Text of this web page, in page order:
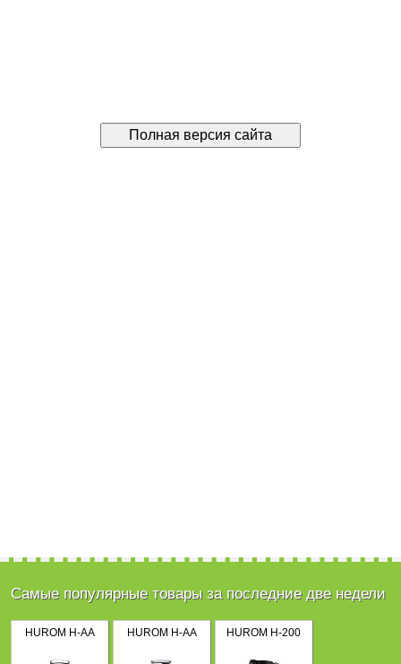
Самые популярные товары за последние две недели
HUROM H-AA HUROM H-AA HUROM H-200